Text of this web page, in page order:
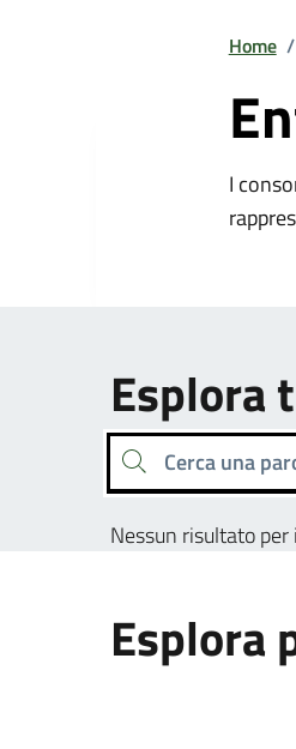
Home /
I
Esplora
Cerca una parola chiave
Nessun risultato
Esplora